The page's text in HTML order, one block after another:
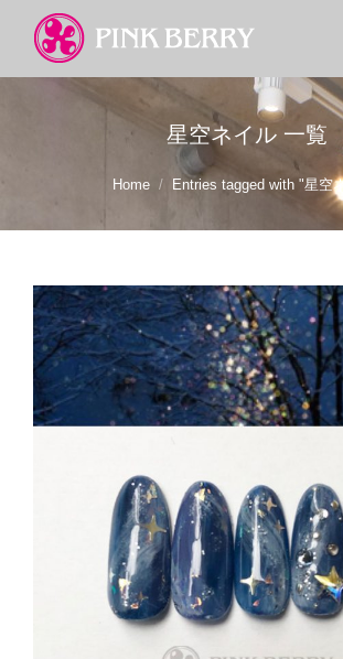
星空ネイル 一覧
You are here:Home Entries tagged with "星空